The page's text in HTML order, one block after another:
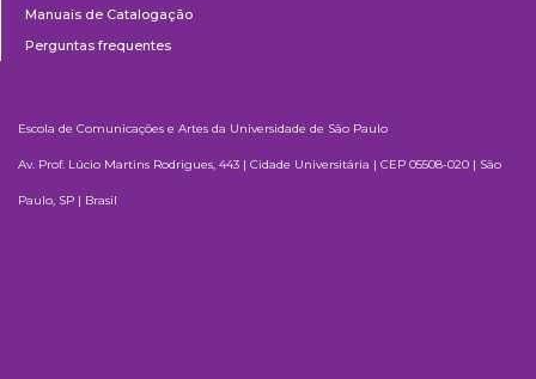
Manuais de Catalogação
Perguntas frequentes
Escola de Comunicações e Artes da Universidade de São Paulo
Av. Prof. Lúcio Martins Rodrigues, 443 | Cidade Universitária | CEP 05508-020 | São
Paulo, SP | Brasil